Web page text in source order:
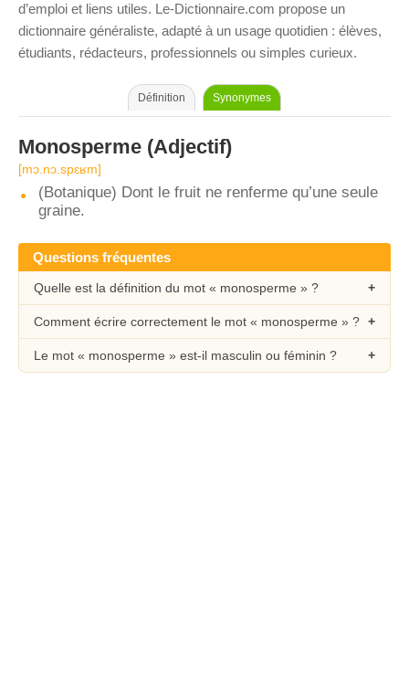
d’emploi et liens utiles. Le-Dictionnaire.com propose un
dictionnaire généraliste, adapté à un usage quotidien : élèves,
étudiants, rédacteurs, professionnels ou simples curieux.
Définition Synonymes
Monosperme (Adjectif)
[mɔ.nɔ.spɛʁm]
(Botanique) Dont le fruit ne renferme qu’une seule
graine.
Questions fréquentes
Quelle est la définition du mot « monosperme » ?
Comment écrire correctement le mot « monosperme » ?
Le mot « monosperme » est-il masculin ou féminin ?